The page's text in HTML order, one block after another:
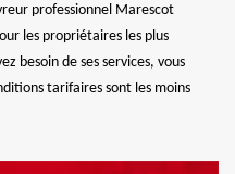
professionnel Marescot
les propriétaires les plus
besoin de ses services, vous
tarifaires sont les moins